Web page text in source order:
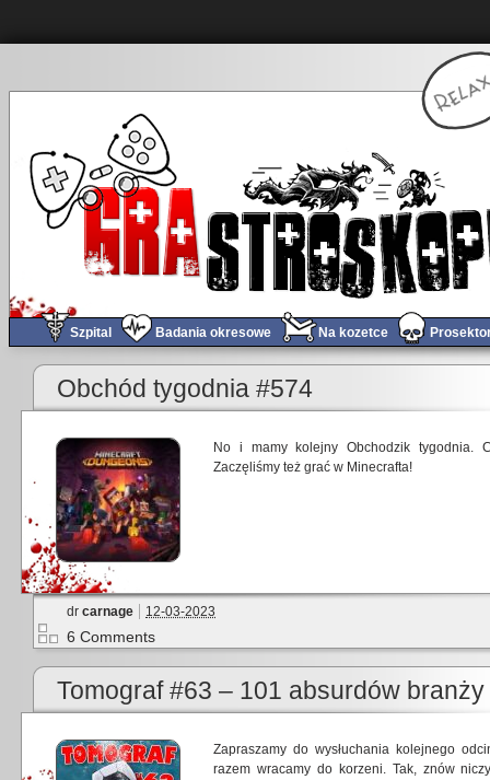
Szpital Badania okresowe Na kozetce
Obchód tygodnia #574
No i mamy kolejny Obchodzik tygodnia.
Zaczęliśmy też grać w Minecrafta!
dr carnage 12-03-2023
6 Comments
Tomograf #63 – 101 absurdów
Zapraszamy do wysłuchania kolejnego
razem wracamy do korzeni. Tak, znów